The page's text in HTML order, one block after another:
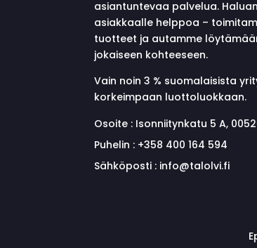
asiantuntevaa palvelua.
asiakkaalle helppoa –
tuotteet ja autamme
jokaiseen kohteeseen.
Vain noin 3 % suomalaisista
korkeimpaan luottoluokkaan.
Osoite : Isonniitynkatu 5 A,
Puhelin : +358 400 164 594
Sähköposti : info@talolvi.fi